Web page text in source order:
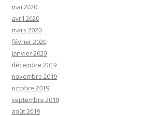
mai 2020
avril 2020
mars 2020
février 2020
janvier 2020
décembre 2019
novembre 2019
octobre 2019
septembre 2019
août 2019